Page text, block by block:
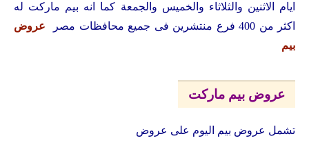
ايام الاثنين والثلاثاء والخميس والجمعة كما انه بيم ماركت له
اكثر من 400 فرع منتشرين فى جميع محافظات مصر
عروض
بيم
عروض بيم ماركت
تشمل عروض بيم اليوم على عروض